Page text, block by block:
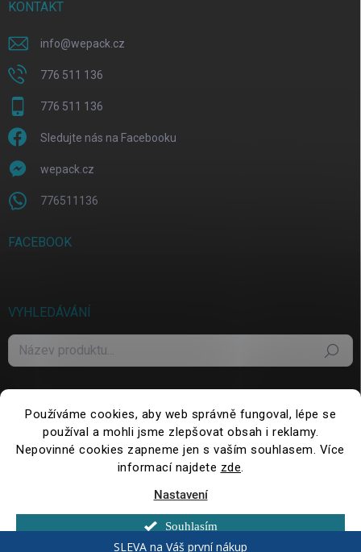
Používáme cookies, aby web správně fungoval, lépe se
používal a mohli jsme zlepšovat obsah i reklamy.
Nepovinné cookies zapneme jen s vaším souhlasem. Více
informací najdete zde.
Nastavení
Souhlasím
KONTAKT
info@wepack.cz
776 511 136
776 511 136
Sledujte nás na Facebooku
wepack.cz
776511136
FACEBOOK
VYHLEDÁVÁNÍ
Hledat
. Všechna práva vyhrazena.
cookies
SLEVA na Váš první nákup